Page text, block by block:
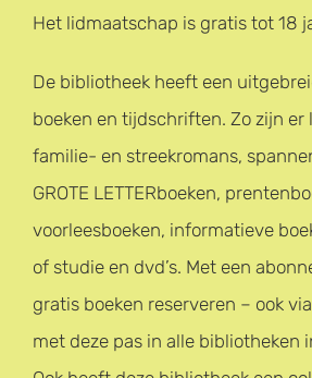
Het lidmaatschap is gratis tot 18
De bibliotheek heeft een
boeken en tijdschriften. Zo zijn er
familie- en streekromans,
GROTE LETTERboeken,
voorleesboeken, informatieve
of studie en dvd’s. Met een
gratis boeken reserveren – ook
met deze pas in alle bibliotheken